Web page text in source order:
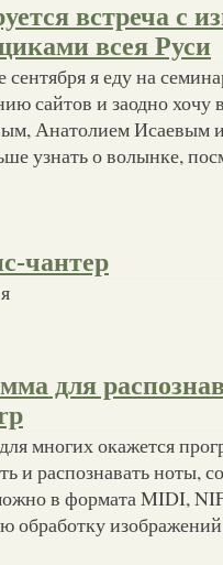
встреча с
всея Руси
сентября я еду на
сайтов и заодно хочу
Анатолием Исаевым
узнать о волынке,
чантер
для
многих окажется
и распознавать ноты,
в формата MIDI,
обработку